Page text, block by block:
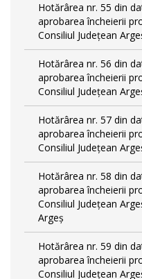
Hotărârea nr. 55 din
aprobarea încheierii
Consiliul Județean
Hotărârea nr. 56 din
aprobarea încheierii
Consiliul Județean
Hotărârea nr. 57 din
aprobarea încheierii
Consiliul Județean
Hotărârea nr. 58 din
aprobarea încheierii
Consiliul Județean
Argeș
Hotărârea nr. 59 din
aprobarea încheierii
Consiliul Județean